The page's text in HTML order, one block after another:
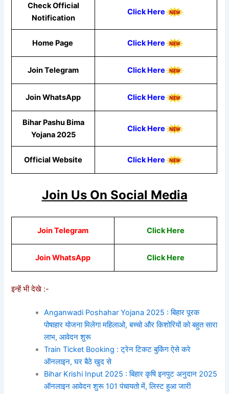
Check Official
Notification
Click Here
Home Page Click Here
Join Telegram Click Here
Join WhatsApp Click Here
Bihar Pashu Bima
Yojana 2025
Click Here
Official Website Click Here
Join Us On Social Media
Join Telegram Click Here
Join WhatsApp Click Here
इन्हें भी देखे :-
Anganwadi Poshahar Yojana 2025 : बिहार पूरक
पोषाहार योजना मिलेगा महिलाओ, बच्चो और किशोरियों को बहुत सारा
लाभ, आवेदन शुरू
Train Ticket Booking : ट्रेन टिकट बुकिंग ऐसे करे
ऑनलाइन, घर बैठे खुद से
Bihar Krishi Input 2025 : बिहार कृषि इनपुट अनुदान 2025
ऑनलाइन आवेदन शुरू 101 पंचायतो में, लिस्ट हुआ जारी